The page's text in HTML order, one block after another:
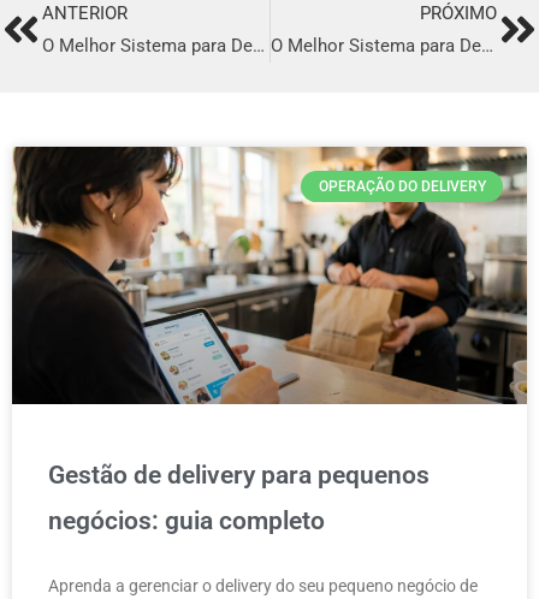
PrevANTERIOR
O Melhor Sistema para Delivery em Mirassol
PRÓXIMO
O Melhor Sistema para Delivery em Frutal
OPERAÇÃO DO DELIVERY
Gestão de delivery para pequenos
negócios: guia completo
Aprenda a gerenciar o delivery do seu pequeno negócio de